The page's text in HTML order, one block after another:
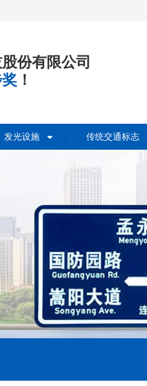
份有限公司
！
发光设施 传统交通标志